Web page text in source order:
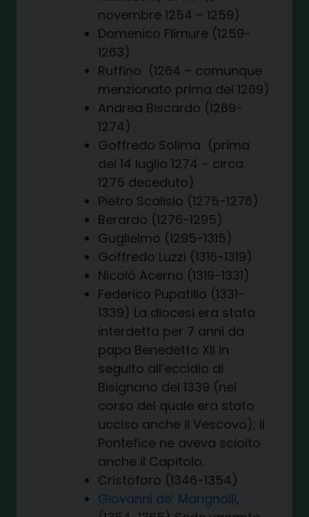
novembre 1254 – 1259)
Domenico Flimure (1259-
1263)
Ruffino (1264 – comunque
menzionato prima del 1269)
Andrea Biscardo (1269-
1274)
Goffredo Solima (prima
del 14 luglio 1274 – circa
1275 deceduto)
Pietro Scalisio (1275-1276)
Berardo (1276-1295)
Guglielmo (1295-1315)
Goffredo Luzzi (1316-1319)
Nicolò Acerno (1319-1331)
Federico Pupatillo (1331-
1339) La diocesi era stata
interdetta per 7 anni da
papa Benedetto XII in
seguito all’eccidio di
Bisignano del 1339 (nel
corso del quale era stato
ucciso anche il Vescovo); il
Pontefice ne aveva sciolto
anche il Capitolo.
Cristoforo (1346-1354)
Giovanni de’ Marignolli,